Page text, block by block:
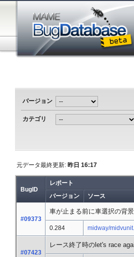
バージョン
カテゴリ
元データ最終更新: 昨日 16:17
BugID
レポート
バージョン
ソース
#09373
車が止まる前に車選択の背景
0.284 midway/
#07423
レース終了時のlet's race